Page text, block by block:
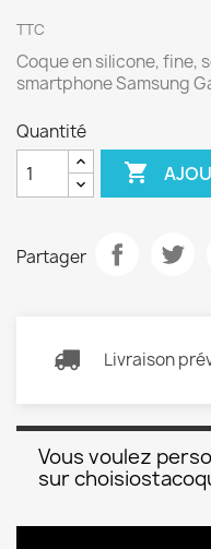
TTC
Coque en silicone, fine,
smartphone Samsung
Quantité

Partager
Livraison
Vous voulez
sur